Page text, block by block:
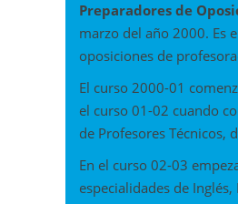
Preparadores de
marzo del año 2000. Es
oposiciones de
El curso 2000-01
el curso 01-02 cuando
de Profesores Técnicos,
En el curso 02-03
especialidades de